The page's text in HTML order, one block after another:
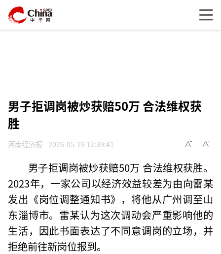
男子拒调岗被炒获赔50万 合法维权获
胜
河南经济报 2026-05-19 12:39:41
男子拒调岗被炒获赔50万 合法维权获胜。
2023年，一家公司以经济效益较差为由向雷某
发出《岗位调整通知书》，将他从广州调至山
东淄博市。雷某认为这次调动会严重影响他的
生活，因此书面表达了不同意调岗的立场，并
拒绝前往新岗位报到。